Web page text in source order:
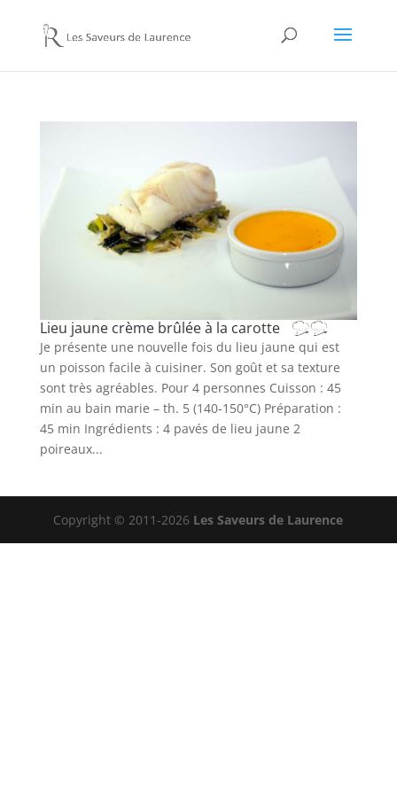
Lieu jaune crème brûlée à la carotte
Je présente une nouvelle fois du lieu jaune qui est
un poisson facile à cuisiner. Son goût et sa texture
sont très agréables. Pour 4 personnes Cuisson : 45
min au bain marie – th. 5 (140-150°C) Préparation :
45 min Ingrédients : 4 pavés de lieu jaune 2
poireaux...
Copyright © 2011-2026 Les Saveurs de Laurence